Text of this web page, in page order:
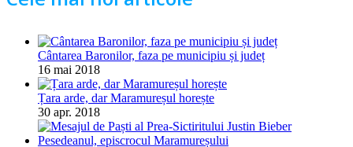
Cântarea Baronilor, faza pe municipiu și județ
16 mai 2018
Țara arde, dar Maramureșul horește
30 apr. 2018